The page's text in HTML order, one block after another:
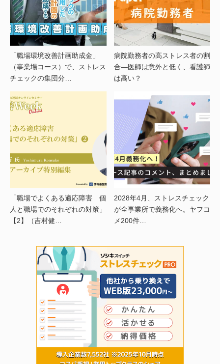
「職場環境改善計画助成金」
（事業場コース）で、ストレス
チェックの集団分…
病院勤務者の高ストレス者の割
合―医師は意外と低く、看護師
は高い？
「職場でよくある適応障害 個
人と職場でのそれぞれの対策」
【2】（吉村健…
2028年4月、ストレスチェック
が全事業所で義務化へ。ヤフコ
メ200件…